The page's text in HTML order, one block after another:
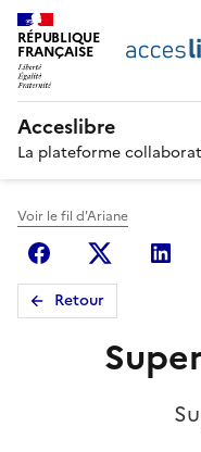
RÉPUBLIQUE
FRANÇAISE
Acceslibre
La plateforme
Voir le fil d'Ariane
FacebookX
Retour